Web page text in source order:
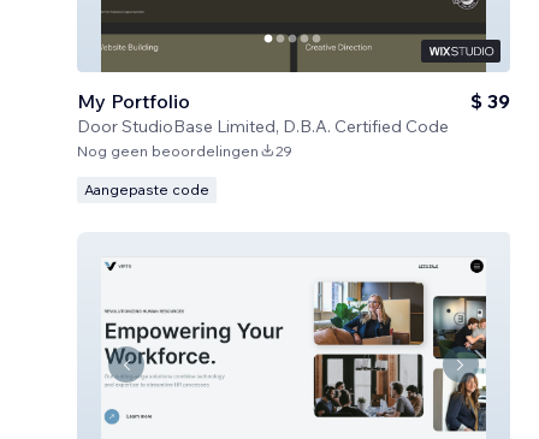
My Portfolio
DoorStudioBase Limited, D.B.A. Certified Code
$ 39
Nog geen beoordelingen 29
Aangepaste code